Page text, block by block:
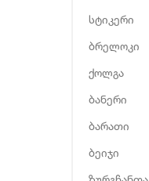
სტიკერი
ბრელოკი
ქოლგა
ბანერი
ბარათი
ბეიჯი